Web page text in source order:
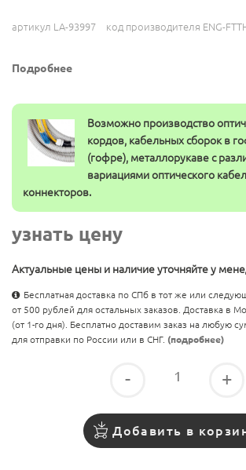
артикул LA-93997 код производителя ENG-
Подробнее
Возможно производство
кордов, кабельных сборок в
(гофре), металлорукаве с
вариациями оптического
коннекторов.
узнать цену
Актуальные цены и наличие уточняйте у
Бесплатная доставка по СПб в тот же или
от 500 рублей для остальных заказов. Доставка в
(от 1-го дня). Бесплатно доставим заказ на любую
для отправки по России или в СНГ. (подробнее)
- +
Добавить в